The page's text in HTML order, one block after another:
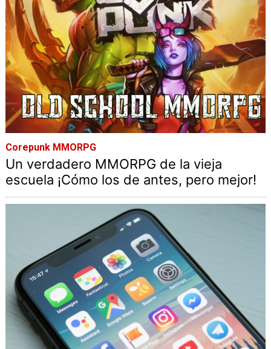
Corepunk MMORPG
Un verdadero MMORPG de la vieja
escuela ¡Cómo los de antes, pero mejor!